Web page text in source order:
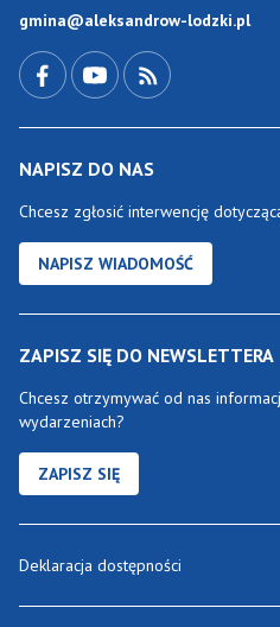
gmina@aleksandrow-lodzki.pl
NAPISZ DO NAS
Chcesz zgłosić interwencję
NAPISZ WIADOMOŚĆ
ZAPISZ SIĘ DO NEWSLETTERA
Chcesz otrzymywać od nas
wydarzeniach?
ZAPISZ SIĘ
Deklaracja dostępności